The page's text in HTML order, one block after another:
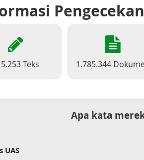
Teks 1.785.344
Apa kata
UAS